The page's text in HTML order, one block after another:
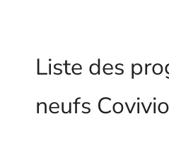
Liste des
neufs Covivio